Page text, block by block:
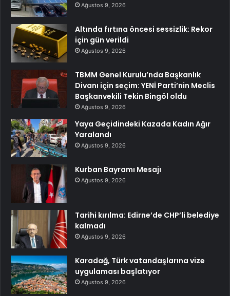
Ağustos 9, 2026
Altında fırtına öncesi sessizlik: Rekor
için gün verildi
Ağustos 9, 2026
TBMM Genel Kurulu’nda Başkanlık
Divanı için seçim: YENİ Parti’nin Meclis
Başkanvekili Tekin Bingöl oldu
Ağustos 9, 2026
Yaya Geçidindeki Kazada Kadın Ağır
Yaralandı
Ağustos 9, 2026
Kurban Bayramı Mesajı
Ağustos 9, 2026
Tarihi kırılma: Edirne’de CHP’li belediye
kalmadı
Ağustos 9, 2026
Karadağ, Türk vatandaşlarına vize
uygulaması başlatıyor
Ağustos 9, 2026